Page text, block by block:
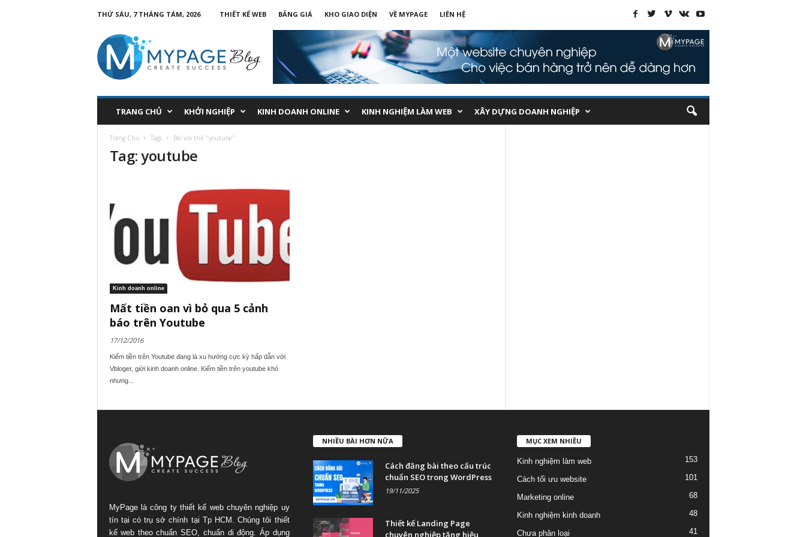
THỨ SÁU, 7 THÁNG TÁM, 2026 THIẾT KẾ WEB BẢNG GIÁ KHO GIAO DIỆN VỀ MYPAGE LIÊN HỆ
TRANG CHỦ KHỞI NGHIỆP KINH DOANH ONLINE KINH NGHIỆM LÀM WEB XÂY DỰNG DOANH NGHIỆP
Trang Chủ Tags Bài với thẻ "youtube"
Tag: youtube
Kinh doanh online
Mất tiền oan vì bỏ qua 5 cảnh
báo trên Youtube
17/12/2016
Kiếm tiền trên Youtube đang là xu hướng cực kỳ hấp dẫn với
Vbloger, giới kinh doanh online. Kiếm tiền trên youtube khó
nhưng...
MyPage là công ty thiết kế web chuyên nghiệp uy
tín tại có trụ sở chính tại Tp HCM. Chúng tôi thiết
kế web theo chuẩn SEO, chuẩn di động. Áp dụng
NHIỀU BÀI HƠN NỮA
Cách đăng bài theo cấu trúc
chuẩn SEO trong WordPress
19/11/2025
Thiết kế Landing Page
chuyên nghiệp tăng hiệu
MỤC XEM NHIỀU
Kinh nghiệm làm web 153
Cách tối ưu website 101
Marketing online 68
Kinh nghiệm kinh doanh 48
Chưa phân loại 41